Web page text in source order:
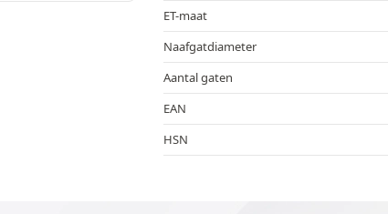
ET-maat
Naafgatdiameter
Aantal gaten
EAN
HSN